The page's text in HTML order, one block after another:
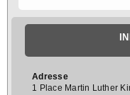
Adresse
1 Place Martin Luther